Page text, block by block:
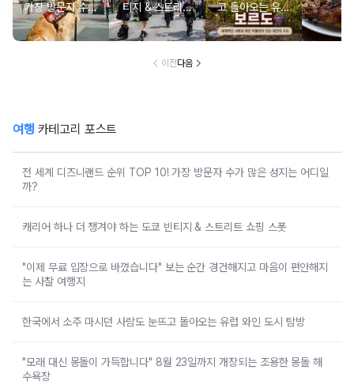
가장 방문자 수가
많은 성지는 어디
일까?
티지 & 스트리트
쇼핑 스폿
고 돌아오는 유럽
와인 도시 탐방
추
이전다음
여행 카테고리 포스트
전 세계 디즈니랜드 순위 TOP 10! 가장 방문자 수가 많은 성지는 어디일
까?
캐리어 하나 더 챙겨야 하는 도쿄 빈티지 & 스트리트 쇼핑 스폿
"이제 무료 입장으로 바꼈습니다" 보는 순간 경건해지고 마음이 편안해지
는 사찰 여행지
한국에서 소주 마시던 사람도 눈뜨고 돌아오는 유럽 와인 도시 탐방
"모래 대신 몽돌이 가득합니다" 8월 23일까지 개장되는 조용한 몽돌 해
수욕장